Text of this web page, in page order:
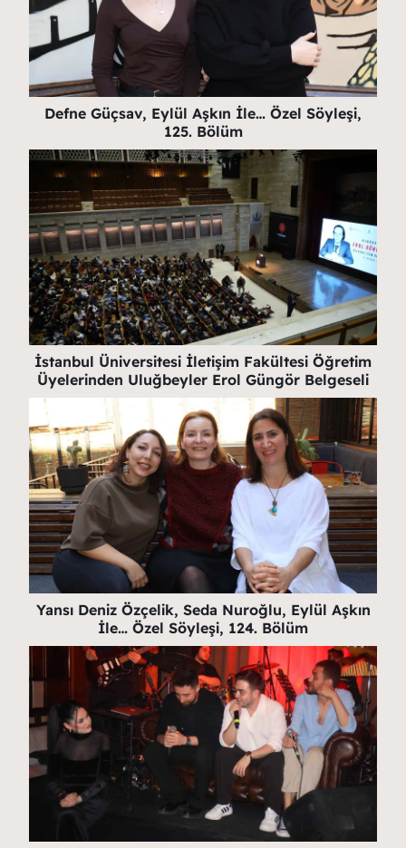
Defne Güçsav, Eylül Aşkın İle… Özel Söyleşi,
125. Bölüm
İstanbul Üniversitesi İletişim Fakültesi Öğretim
Üyelerinden Uluğbeyler Erol Güngör Belgeseli
Yansı Deniz Özçelik, Seda Nuroğlu, Eylül Aşkın
İle… Özel Söyleşi, 124. Bölüm